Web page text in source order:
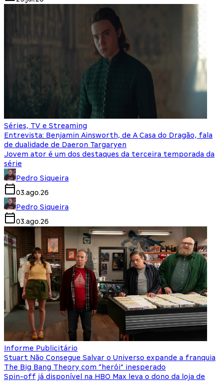
Séries, TV e Streaming
Entrevista: Benjamin Ainsworth, de A Casa do Dragão, fala
de dualidade de Daeron Targaryen
Jovem ator é um dos destaques da terceira temporada da
série
Pedro Siqueira
03.ago.26
Pedro Siqueira
03.ago.26
Informe Publicitário
Stuart Não Consegue Salvar o Universo expande a franquia
The Big Bang Theory com “herói” inesperado
Spin-off já disponível na HBO Max leva o dono da loja de